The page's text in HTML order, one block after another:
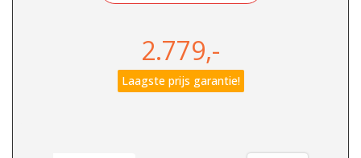
2.779,-
Laagste prijs garantie!